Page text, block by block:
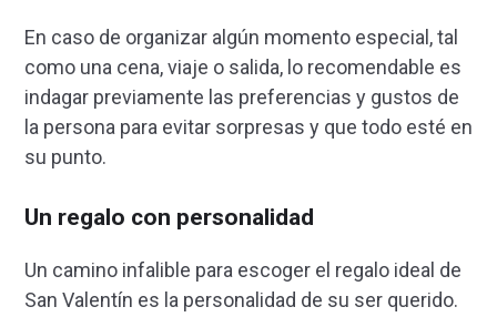
En caso de organizar algún momento especial, tal
como una cena, viaje o salida, lo recomendable es
indagar previamente las preferencias y gustos de
la persona para evitar sorpresas y que todo esté en
su punto.
Un regalo con personalidad
Un camino infalible para escoger el regalo ideal de
San Valentín es la personalidad de su ser querido.